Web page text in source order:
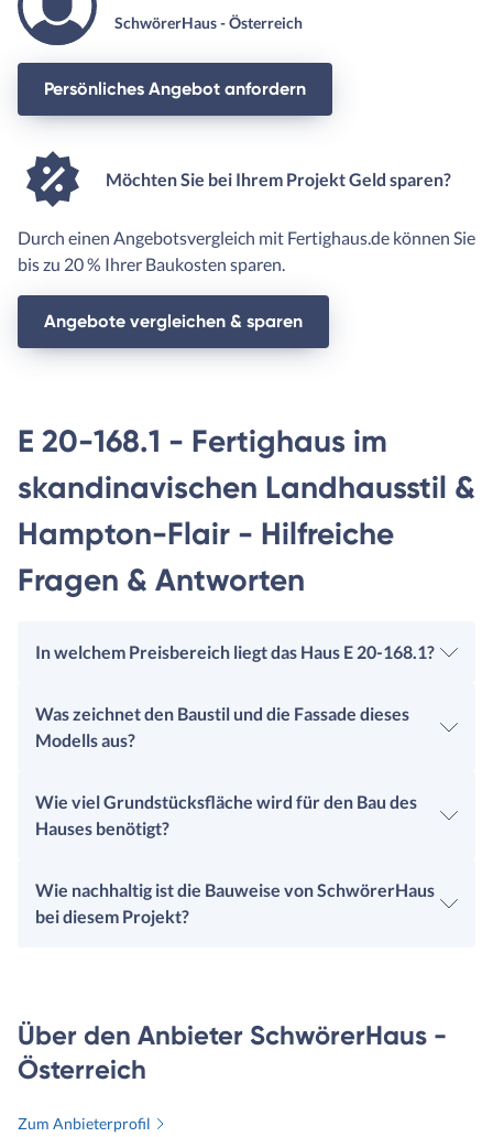
SchwörerHaus - Österreich
Persönliches Angebot anfordern
Möchten Sie bei Ihrem Projekt Geld sparen?
Durch einen Angebotsvergleich mit Fertighaus.de können Sie
bis zu 20 % Ihrer Baukosten sparen.
Angebote vergleichen & sparen
E 20-168.1 - Fertighaus im
skandinavischen Landhausstil &
Hampton-Flair - Hilfreiche
Fragen & Antworten
In welchem Preisbereich liegt das Haus E 20-168.1?
Was zeichnet den Baustil und die Fassade dieses
Modells aus?
Wie viel Grundstücksfläche wird für den Bau des
Hauses benötigt?
Wie nachhaltig ist die Bauweise von SchwörerHaus
bei diesem Projekt?
Über den Anbieter SchwörerHaus -
Österreich
Zum Anbieterprofil